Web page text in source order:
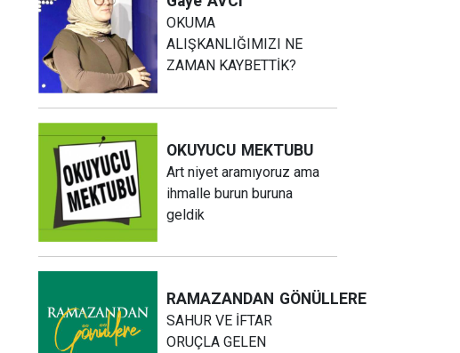
OKUMA
ALIŞKANLIĞIMIZI NE
ZAMAN KAYBETTİK?
OKUYUCU MEKTUBU
Art niyet aramıyoruz ama
ihmalle burun buruna
geldik
RAMAZANDAN GÖNÜLLERE
SAHUR VE İFTAR
ORUÇLA GELEN